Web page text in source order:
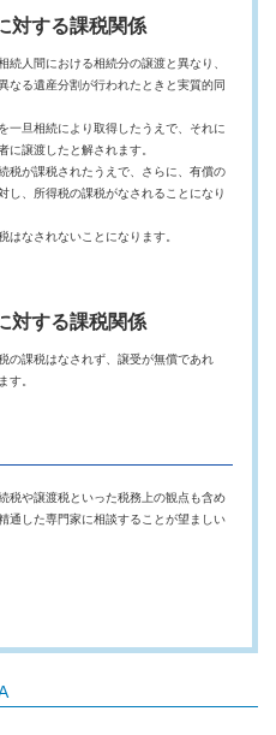
対する課税関係
人間における相続分の譲渡と異なり、
なる遺産分割が行われたときと実質的同
旦相続により取得したうえで、それに
に譲渡したと解されます。
が課税されたうえで、さらに、有償の
し、所得税の課税がなされることになり
なされないことになります。
対する課税関係
課税はなされず、譲受が無償であれ
す。
税や譲渡税といった税務上の観点も含め
通した専門家に相談することが望ましい